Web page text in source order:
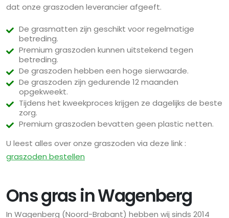
dat onze graszoden leverancier afgeeft.
De grasmatten zijn geschikt voor regelmatige
betreding.
Premium graszoden kunnen uitstekend tegen
betreding.
De graszoden hebben een hoge sierwaarde.
De graszoden zijn gedurende 12 maanden
opgekweekt.
Tijdens het kweekproces krijgen ze dagelijks de beste
zorg.
Premium graszoden bevatten geen plastic netten.
U leest alles over onze graszoden via deze link :
graszoden bestellen
Ons gras in Wagenberg
In Wagenberg (Noord-Brabant) hebben wij sinds 2014